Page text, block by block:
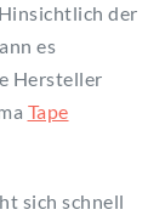
der
es
Hersteller
Tape
sich schnell